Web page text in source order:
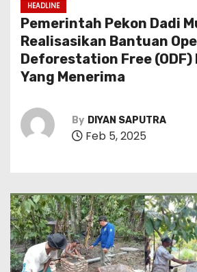
HEADLINE
Pemerintah Pekon Dadi
Realisasikan Bantuan
Deforestation Free (ODF)
Yang Menerima
By DIYAN SAPUTRA
Feb 5, 2025